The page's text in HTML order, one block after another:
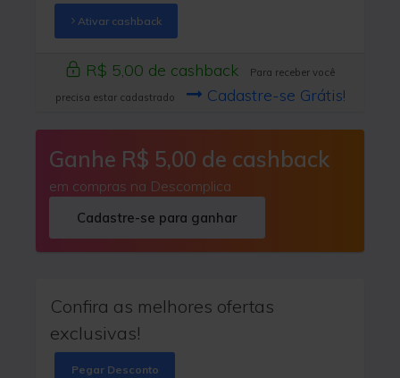
Ativar cashback
R$ 5,00 de cashback
Para receber você
precisa estar cadastrado
Cadastre-se Grátis!
Ganhe R$ 5,00 de cashback
em compras na Descomplica
Cadastre-se para ganhar
Confira as melhores ofertas
exclusivas!
Pegar Desconto